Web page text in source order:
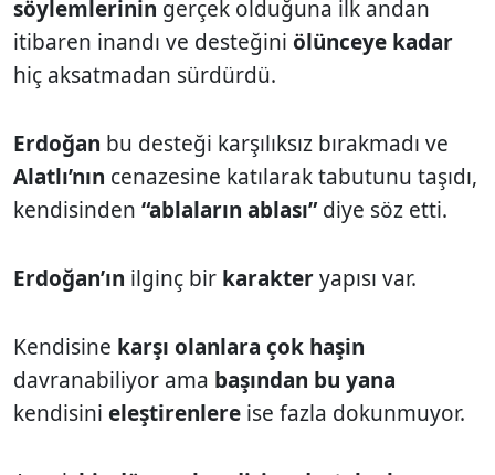
söylemlerinin gerçek olduğuna ilk andan
itibaren inandı ve desteğini ölünceye kadar
hiç aksatmadan sürdürdü.
Erdoğan bu desteği karşılıksız bırakmadı ve
Alatlı’nın cenazesine katılarak tabutunu taşıdı,
kendisinden “ablaların ablası”diye söz etti.
Erdoğan’ın ilginç bir karakteryapısı var.
Kendisine karşı olanlara çok haşin
davranabiliyor ama başından bu yana
kendisini eleştirenlere ise fazla dokunmuyor.